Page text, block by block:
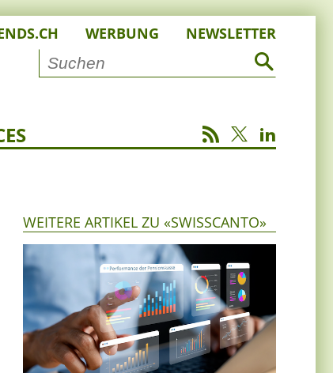
WERBUNG NEWSLETTER
WEITERE ARTIKEL ZU «SWISSCANTO»